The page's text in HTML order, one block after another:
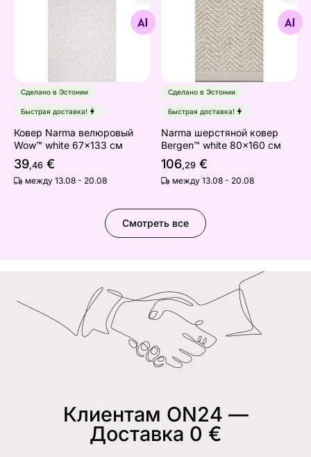
Ковер Narma велюровый Wow™ white 67x133 см
Найдите похожие
Сделано в Эстонии
Быстрая доставка!
Ковер Narma велюровый
Wow™ white 67x133 см
39,46 €
между 13.08 - 20.08
Narma шерстяной ковeр
Найдите похожие
Сделано в Эстонии
Быстрая доставка!
Narma шерстяной ковeр
Bergen™ white 80x160 см
106,29 €
между 13.08 - 20.08
Смотреть все
Клиентам ON24 —
Доставка 0 €